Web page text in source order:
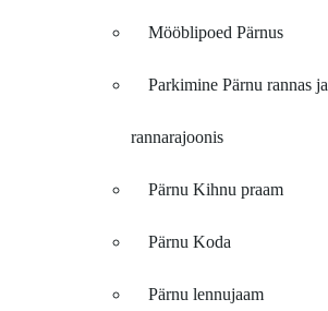
Mööblipoed Pärnus
Parkimine Pärnu rannas ja
rannarajoonis
Pärnu Kihnu praam
Pärnu Koda
Pärnu lennujaam